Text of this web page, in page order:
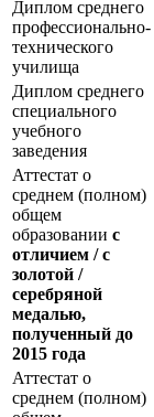
Диплом среднего
профессионально-
технического
училища
Диплом среднего
специального
учебного
заведения
Аттестат о
среднем (полном)
общем
образовании с
отличием / с
золотой /
серебряной
медалью,
полученный до
2015 года
Аттестат о
среднем (полном)